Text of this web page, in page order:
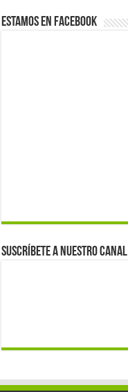
Estamos en Facebook
Suscríbete a nuestro canal